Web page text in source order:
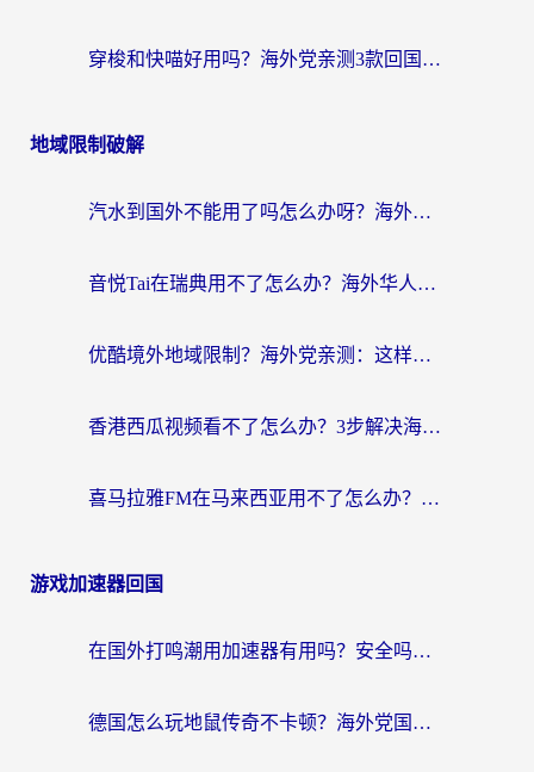
穿梭和快喵好用吗？海外党亲测3款回国加速器，附日本回国VPN避坑指南
地域限制破解
汽水到国外不能用了吗怎么办呀？海外党追剧看片的救星在这里！
音悦Tai在瑞典用不了怎么办？海外华人追剧听歌的实用指南
优酷境外地域限制？海外党亲测：这样看国内剧再也不卡（附3个实用场景解决）
香港西瓜视频看不了怎么办？3步解决海外追剧难题，附靠谱加速器推荐
喜马拉雅FM在马来西亚用不了怎么办？海外华人亲测有效的回国加速指南
游戏加速器回国
在国外打鸣潮用加速器有用吗？安全吗？海外玩家国服游戏加速全指南
德国怎么玩地鼠传奇不卡顿？海外党国服游戏加速全攻略（含战双EVE实用指南）